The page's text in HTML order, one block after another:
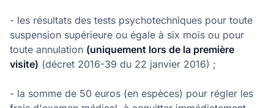
- les résultats des tests psychotechniques pour toute
suspension supérieure ou égale à six mois ou pour
toute annulation (uniquement lors de la première
visite) (décret 2016-39 du 22 janvier 2016) ;
- la somme de 50 euros (en espèces) pour régler les